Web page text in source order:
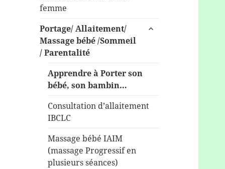
femme
Portage/ Allaitement/
Massage bébé /Sommeil
/ Parentalité
ouvrir
Apprendre à Porter son
bébé, son bambin…
Consultation d’allaitement
IBCLC
Massage bébé IAIM
(massage Progressif en
plusieurs séances)